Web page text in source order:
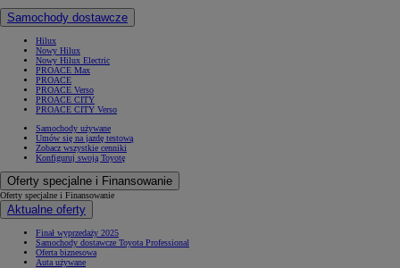
Samochody dostawcze
Hilux
Nowy Hilux
Nowy Hilux Electric
PROACE Max
PROACE
PROACE Verso
PROACE CITY
PROACE CITY Verso
Samochody używane
Umów się na jazdę testową
Zobacz wszystkie cenniki
Konfiguruj swoją Toyotę
Oferty specjalne i Finansowanie
Oferty specjalne i Finansowanie
Aktualne oferty
Finał wyprzedaży 2025
Samochody dostawcze Toyota Professional
Oferta biznesowa
Auta używane